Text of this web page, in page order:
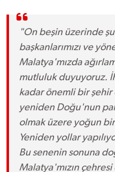
"On beşin üzerinde
başkanlarımızı ve
Malatya'mızda
mutluluk duyuyoruz.
kadar önemli bir şehir
yeniden Doğu'nun
olmak üzere yoğun
Yeniden yollar
Bu senenin sonuna
Malatya'mızın